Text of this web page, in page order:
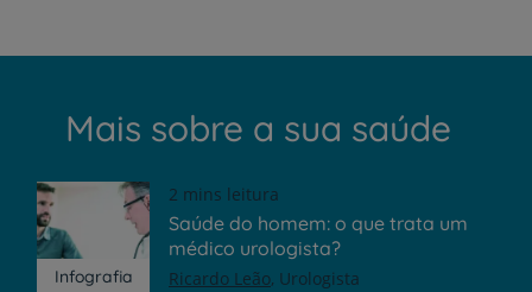
Mais sobre a sua saúde
Infografia
2 mins leitura
Saúde do homem: o que trata um
médico urologista?
Ricardo Leão Urologista